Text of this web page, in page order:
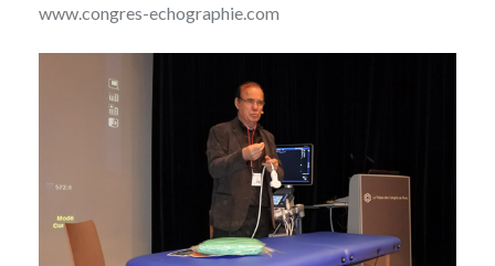
www.congres-echographie.com